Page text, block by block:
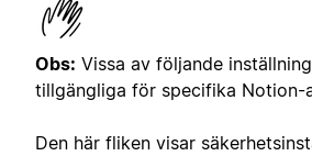
Obs: Vissa av följande
tillgängliga för specifika Notion-
Den här fliken visar